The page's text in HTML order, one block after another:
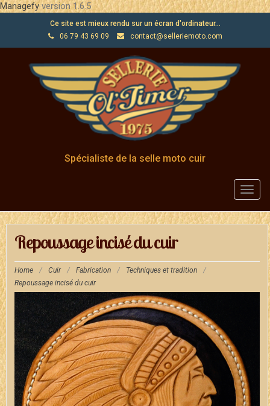
Managefyversion 1.6.5
Ce site est mieux rendu sur un écran d'ordinateur...
06 79 43 69 09
contact@selleriemoto.com
Spécialiste de la selle moto cuir
Repoussage incisé du cuir
Home / Cuir / Fabrication / Techniques et tradition
/
Repoussage incisé du cuir